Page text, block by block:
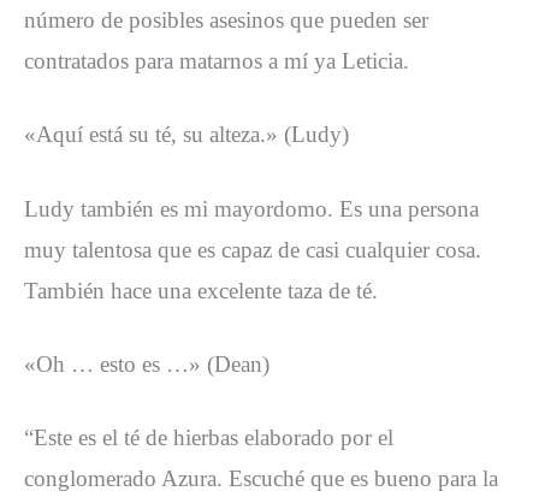
número de posibles asesinos que pueden ser
contratados para matarnos a mí ya Leticia.
«Aquí está su té, su alteza.» (Ludy)
Ludy también es mi mayordomo. Es una persona
muy talentosa que es capaz de casi cualquier cosa.
También hace una excelente taza de té.
«Oh … esto es …» (Dean)
“Este es el té de hierbas elaborado por el
conglomerado Azura. Escuché que es bueno para la